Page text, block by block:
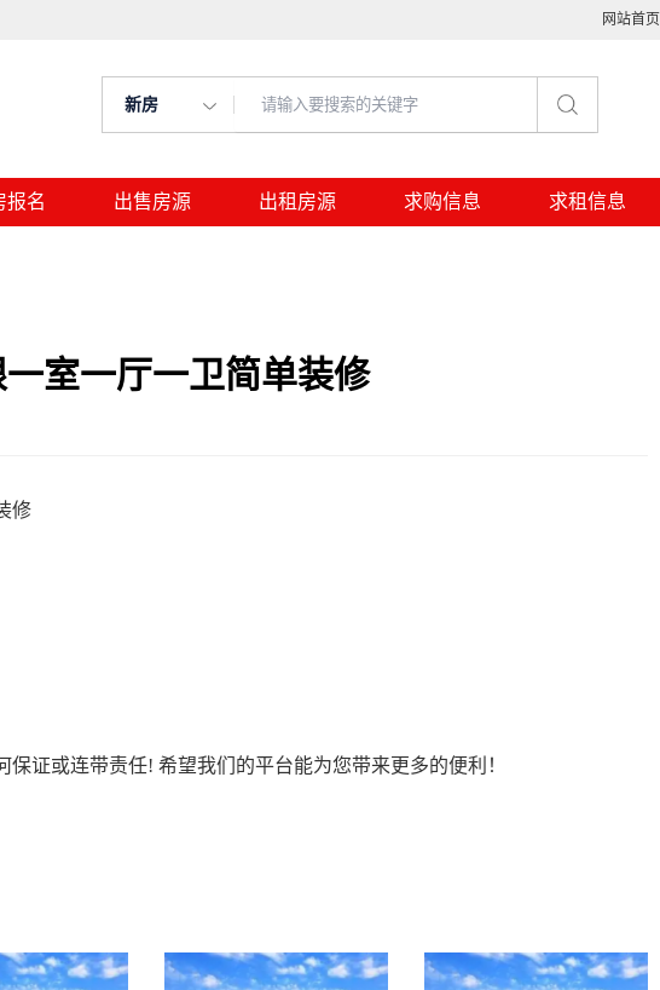
网站首页
新房
报名 出售房源 出租房源 求购信息 求租信息
室一厅一卫简单装修
修
证或连带责任! 希望我们的平台能为您带来更多的便利！